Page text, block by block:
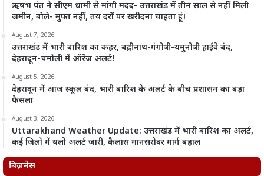
ऋषभ पंत ने सीएम धामी से मांगी मदद- उत्तराखंड में तीन साल से नहीं मिली
जमीन, बोले- मुफ्त नहीं, तय दरों पर खरीदना चाहता हूं!
August 7, 2026
उत्तराखंड में भारी बारिश का कहर, बद्रीनाथ-गंगोत्री-यमुनोत्री हाईवे बंद,
देहरादून-चमोली में ऑरेंज अलर्ट!
August 5, 2026
देहरादून में आज स्कूल बंद, भारी बारिश के अलर्ट के बीच प्रशासन का बड़ा
फैसला
August 3, 2026
Uttarakhand Weather Update: उत्तराखंड में भारी बारिश का अलर्ट,
कई जिलों में यलो अलर्ट जारी, कैलास मानसरोवर मार्ग बहाल
बिज़नेस